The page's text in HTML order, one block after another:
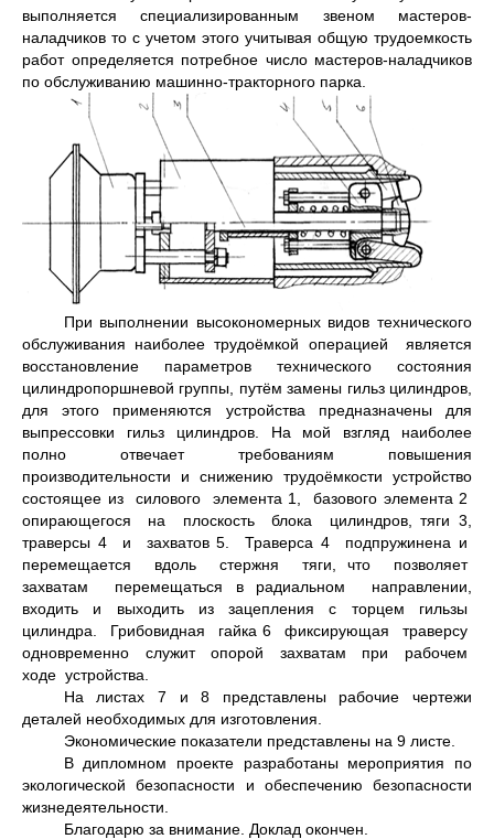
выполняется специализированным звеном мастеров-
наладчиков то с учетом этого учитывая общую трудоемкость
работ определяется потребное число мастеров-наладчиков
по обслуживанию машинно-тракторного парка.
При выполнении высокономерных видов технического
обслуживания наиболее трудоёмкой операцией является
восстановление параметров технического состояния
цилиндропоршневой группы, путём замены гильз цилиндров,
для этого применяются устройства предназначены для
выпрессовки гильз цилиндров. На мой взгляд наиболее
полно отвечает требованиям повышения
производительности и снижению трудоёмкости устройство
состоящее из силового элемента 1, базового элемента 2
опирающегося на плоскость блока цилиндров, тяги 3,
траверсы 4 и захватов 5. Траверса 4 подпружинена и
перемещается вдоль стержня тяги, что позволяет
захватам перемещаться в радиальном направлении,
входить и выходить из зацепления с торцем гильзы
цилиндра. Грибовидная гайка 6 фиксирующая траверсу
одновременно служит опорой захватам при рабочем
ходе устройства.
На листах 7 и 8 представлены рабочие чертежи
деталей необходимых для изготовления.
Экономические показатели представлены на 9 листе.
В дипломном проекте разработаны мероприятия по
экологической безопасности и обеспечению безопасности
жизнедеятельности.
Благодарю за внимание. Доклад окончен.